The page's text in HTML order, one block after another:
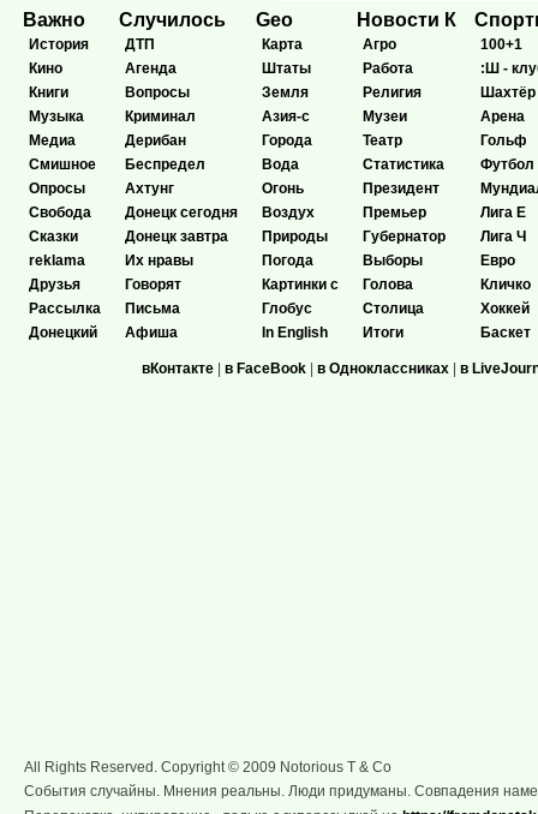
Важно
История
Кино
Книги
Музыка
Медиа
Смишное
Опросы
Свобода
Сказки
reklama
Друзья
Рассылка
Донецкий
Случилось
ДТП
Агенда
Вопросы
Криминал
Дерибан
Беспредел
Ахтунг
Донецк сегодня
Донецк завтра
Их нравы
Говорят
Письма
Афиша
Geo
Карта
Штаты
Земля
Азия-с
Города
Вода
Огонь
Воздух
Природы
Погода
Картинки с
Глобус
In English
Новости К
Агро
Работа
Религия
Музеи
Театр
Статистика
Президент
Премьер
Губернатор
Выборы
Голова
Столица
Итоги
100+1
:Ш -
Шахтёр
Арена
Гольф
Футбол
Лига Е
Лига Ч
Евро
Кличко
Хоккей
Баскет
вКонтакте | в FaceBook | в Одноклассниках | в
All Rights Reserved. Copyright © 2009 Notorious T & Co
События случайны. Мнения реальны. Люди придуманы. Совпадения